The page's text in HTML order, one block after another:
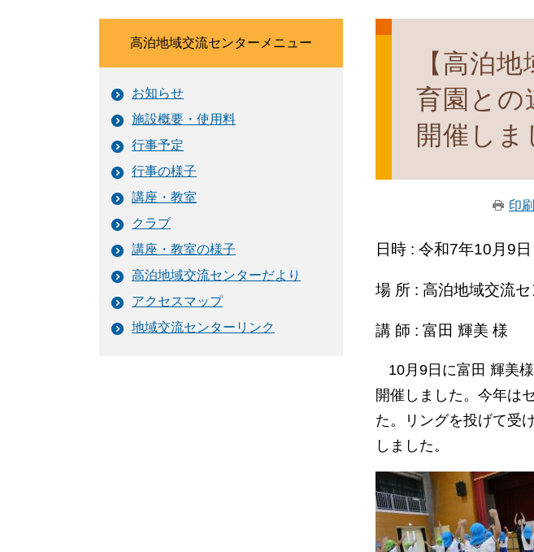
【高泊
育園との
開催しま
印
日時 : 令和7年10月9
場 所 : 高泊地域交流
講 師 : 富田 輝美 様
10月9日に富田 輝美
開催しました。今年は
た。リングを投げて受
しました。
高泊地域交流センターメニュー
お知らせ
施設概要・使用料
行事予定
行事の様子
講座・教室
クラブ
講座・教室の様子
高泊地域交流センターだより
アクセスマップ
地域交流センターリンク